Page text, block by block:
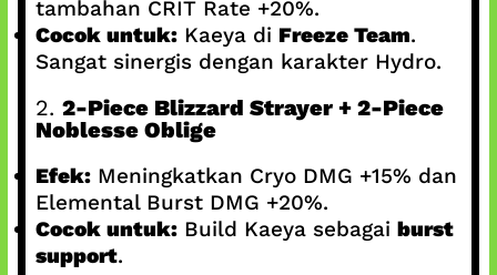
tambahan CRIT Rate +20%.
Cocok untuk:Kaeya di Freeze Team.
Sangat sinergis dengan karakter Hydro.
2. 2-Piece Blizzard Strayer + 2-Piece
Noblesse Oblige
Efek:Meningkatkan Cryo DMG +15% dan
Elemental Burst DMG +20%.
Cocok untuk:Build Kaeya sebagai burst
support.